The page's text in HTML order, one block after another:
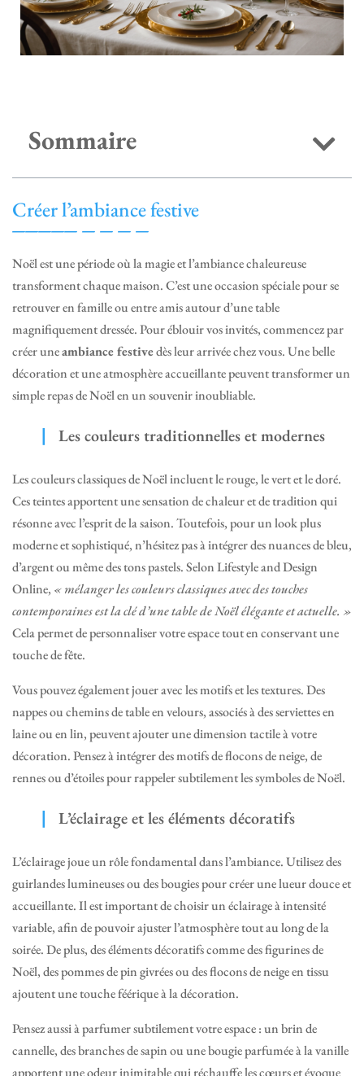
Sommaire
Créer l’ambiance festive
Noël est une période où la magie et l’ambiance chaleureuse
transforment chaque maison. C’est une occasion spéciale pour se
retrouver en famille ou entre amis autour d’une table
magnifiquement dressée. Pour éblouir vos invités, commencez par
créer uneambiance festivedès leur arrivée chez vous. Une belle
décoration et une atmosphère accueillante peuvent transformer un
simple repas de Noël en un souvenir inoubliable.
Les couleurs traditionnelles et modernes
Les couleurs classiques de Noël incluent le rouge, le vert et le doré.
Ces teintes apportent une sensation de chaleur et de tradition qui
résonne avec l’esprit de la saison. Toutefois, pour un look plus
moderne et sophistiqué, n’hésitez pas à intégrer des nuances de bleu,
d’argent ou même des tons pastels. Selon Lifestyle and Design
Online, « mélanger les couleurs classiques avec des touches
contemporaines est la clé d’une table de Noël élégante et actuelle. »
Cela permet de personnaliser votre espace tout en conservant une
touche de fête.
Vous pouvez également jouer avec les motifs et les textures. Des
nappes ou chemins de table en velours, associés à des serviettes en
laine ou en lin, peuvent ajouter une dimension tactile à votre
décoration. Pensez à intégrer des motifs de flocons de neige, de
rennes ou d’étoiles pour rappeler subtilement les symboles de Noël.
L’éclairage et les éléments décoratifs
L’éclairage joue un rôle fondamental dans l’ambiance. Utilisez des
guirlandes lumineuses ou des bougies pour créer une lueur douce et
accueillante. Il est important de choisir un éclairage à intensité
variable, afin de pouvoir ajuster l’atmosphère tout au long de la
soirée. De plus, des éléments décoratifs comme des figurines de
Noël, des pommes de pin givrées ou des flocons de neige en tissu
ajoutent une touche féérique à la décoration.
Pensez aussi à parfumer subtilement votre espace : un brin de
cannelle, des branches de sapin ou une bougie parfumée à la vanille
apportent une odeur inimitable qui réchauffe les cœurs et évoque